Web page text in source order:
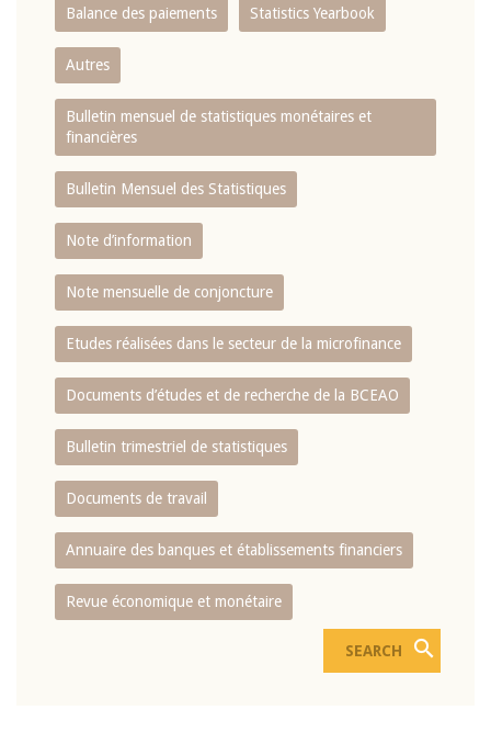
Balance des paiements Statistics Yearbook
Autres
Bulletin mensuel de statistiques monétaires et
financières
Bulletin Mensuel des Statistiques
Note d’information
Note mensuelle de conjoncture
Etudes réalisées dans le secteur de la microfinance
Documents d’études et de recherche de la BCEAO
Bulletin trimestriel de statistiques
Documents de travail
Annuaire des banques et établissements financiers
Revue économique et monétaire